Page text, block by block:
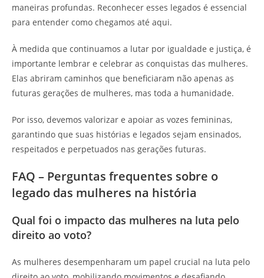
maneiras profundas. Reconhecer esses legados é essencial
para entender como chegamos até aqui.
À medida que continuamos a lutar por igualdade e justiça, é
importante lembrar e celebrar as conquistas das mulheres.
Elas abriram caminhos que beneficiaram não apenas as
futuras gerações de mulheres, mas toda a humanidade.
Por isso, devemos valorizar e apoiar as vozes femininas,
garantindo que suas histórias e legados sejam ensinados,
respeitados e perpetuados nas gerações futuras.
FAQ – Perguntas frequentes sobre o
legado das mulheres na história
Qual foi o impacto das mulheres na luta pelo
direito ao voto?
As mulheres desempenharam um papel crucial na luta pelo